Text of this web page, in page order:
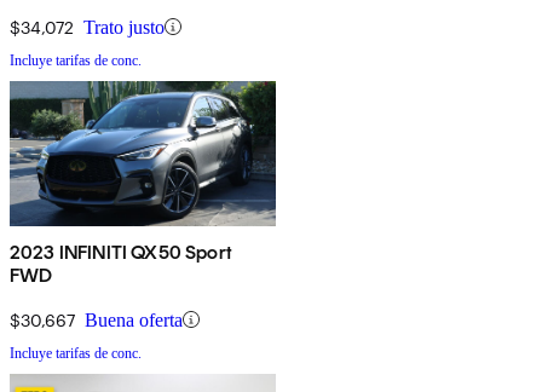
$34,072 Trato justo
Incluye tarifas de conc.
2023 INFINITI QX50 Sport
FWD
$30,667 Buena oferta
Incluye tarifas de conc.